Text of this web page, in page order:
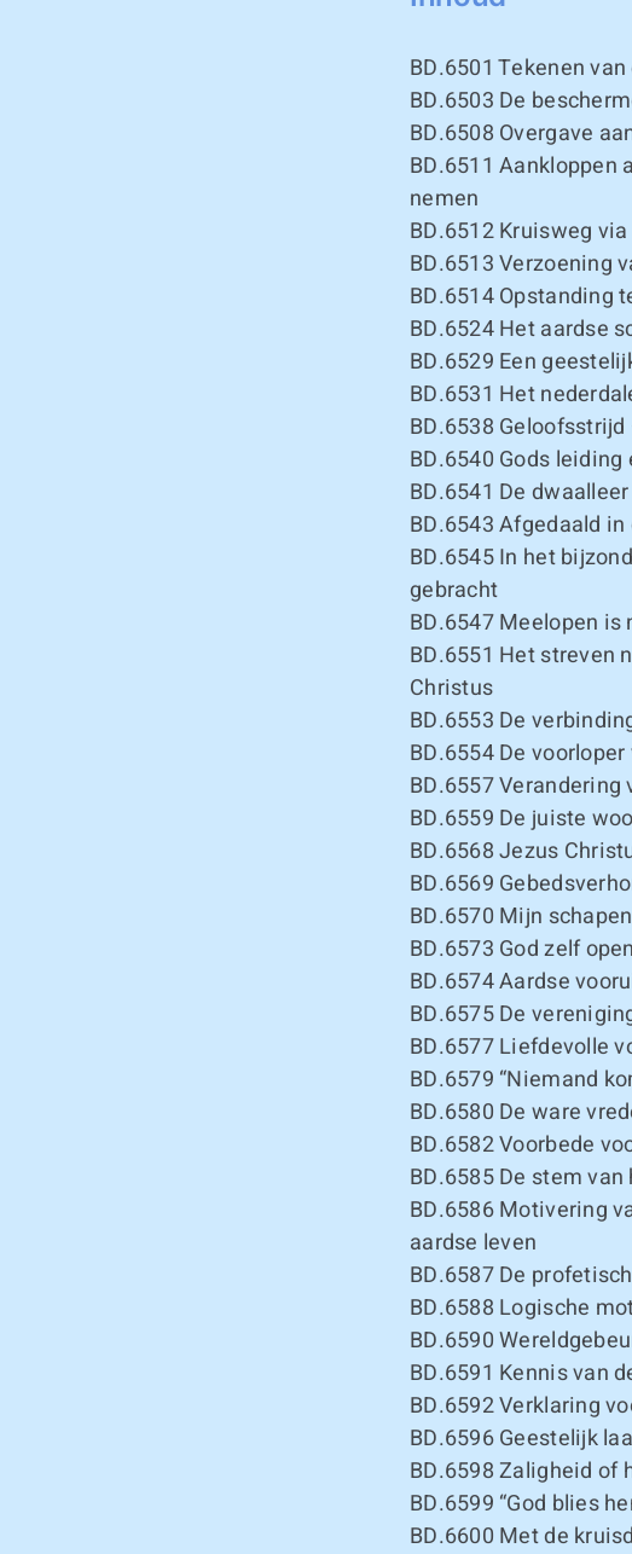
BD.6501 Tekenen
BD.6503 De
BD.6508 Overgave
BD.6511 Aankloppen
nemen
BD.6512Kruisweg via
BD.6513Verzoening
BD.6514Opstanding
BD.6524Het aardse
BD.6529 Een
BD.6531 Het
BD.6538
BD.6540 Gods leiding
BD.6541 De
BD.6543Afgedaald in
BD.6545In het
gebracht
BD.6547Meelopen is
BD.6551 Het streven
Christus
BD.6553 De
BD.6554De voorloper
BD.6557Verandering
BD.6559 De juiste
BD.6568Jezus
BD.6569
BD.6570 Mijn
BD.6573 God zelf
BD.6574Aardse
BD.6575De
BD.6577Liefdevolle
BD.6579 “Niemand
BD.6580 De ware
BD.6582Voorbede
BD.6585De stem van
BD.6586Motivering
aardse leven
BD.6587De
BD.6588 Logische
BD.6590
BD.6591 Kennis van
BD.6592Verklaring
BD.6596Geestelijk
BD.6598Zaligheid of
BD.6599 “God blies
BD.6600 Met de